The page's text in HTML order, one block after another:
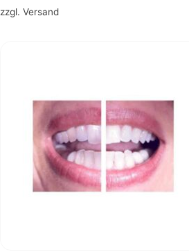
Preis
zzgl. Versand